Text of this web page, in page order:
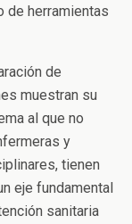
de herramientas
de
muestran su
al que no
y
tienen
eje fundamental
sanitaria